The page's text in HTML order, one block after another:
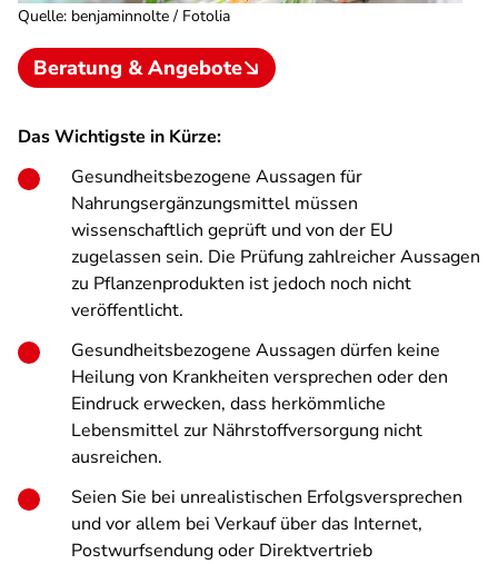
Quelle: benjaminnolte / Fotolia
Beratung & Angebote
Das Wichtigste in Kürze:
Gesundheitsbezogene Aussagen für
Nahrungsergänzungsmittel müssen
wissenschaftlich geprüft und von der EU
zugelassen sein. Die Prüfung zahlreicher Aussagen
zu Pflanzenprodukten ist jedoch noch nicht
veröffentlicht.
Gesundheitsbezogene Aussagen dürfen keine
Heilung von Krankheiten versprechen oder den
Eindruck erwecken, dass herkömmliche
Lebensmittel zur Nährstoffversorgung nicht
ausreichen.
Seien Sie bei unrealistischen Erfolgsversprechen
und vor allem bei Verkauf über das Internet,
Postwurfsendung oder Direktvertrieb